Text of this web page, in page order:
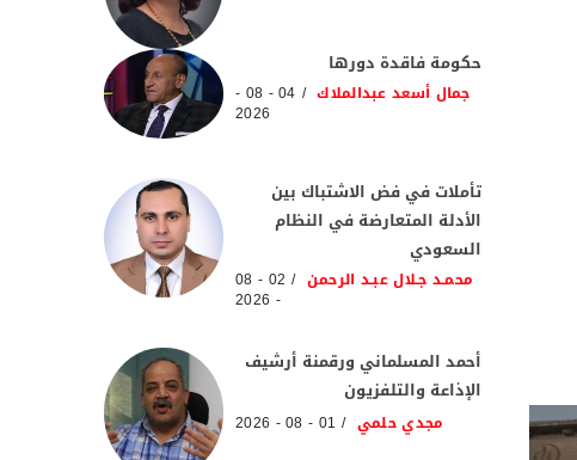
حكومة فاقدة دورها
جمال أسعد عبدالملاك 04 - 08 -
2026
تأملات في فض الاشتباك بين
الأدلة المتعارضة في النظام
السعودي
محمـد جـلال عبـد الرحمن 02 - 08
- 2026
أحمد المسلماني ورقمنة أرشيف
الإذاعة والتلفزيون
مجدي حلمي 01 - 08 - 2026